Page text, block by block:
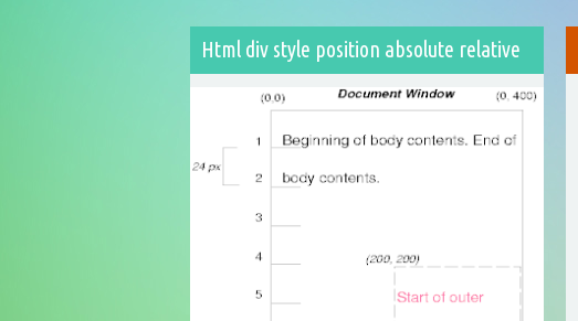
Html div style position absolute relative